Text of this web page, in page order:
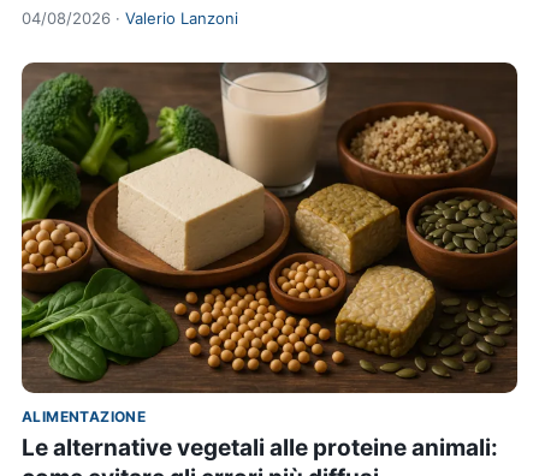
04/08/2026 · Valerio Lanzoni
ALIMENTAZIONE
Le alternative vegetali alle proteine animali: